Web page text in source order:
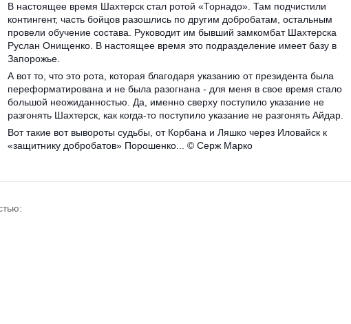
В настоящее время Шахтерск стал ротой «Торнадо». Там подчистили
контингент, часть бойцов разошлись по другим добробатам, остальным
провели обучение состава. Руководит им бывший замкомбат Шахтерска
Руслан Онищенко. В настоящее время это подразделение имеет базу в
Запорожье.
А вот то, что это рота, которая благодаря указанию от президента была
переформатирована и не была разогнана - для меня в свое время стало
большой неожиданностью. Да, именно сверху поступило указание не
разгонять Шахтерск, как когда-то поступило указание не разгонять Айдар.
Вот такие вот вывороты судьбы, от Корбана и Ляшко через Иловайск к
«защитнику добробатов» Порошенко... © Серж Марко